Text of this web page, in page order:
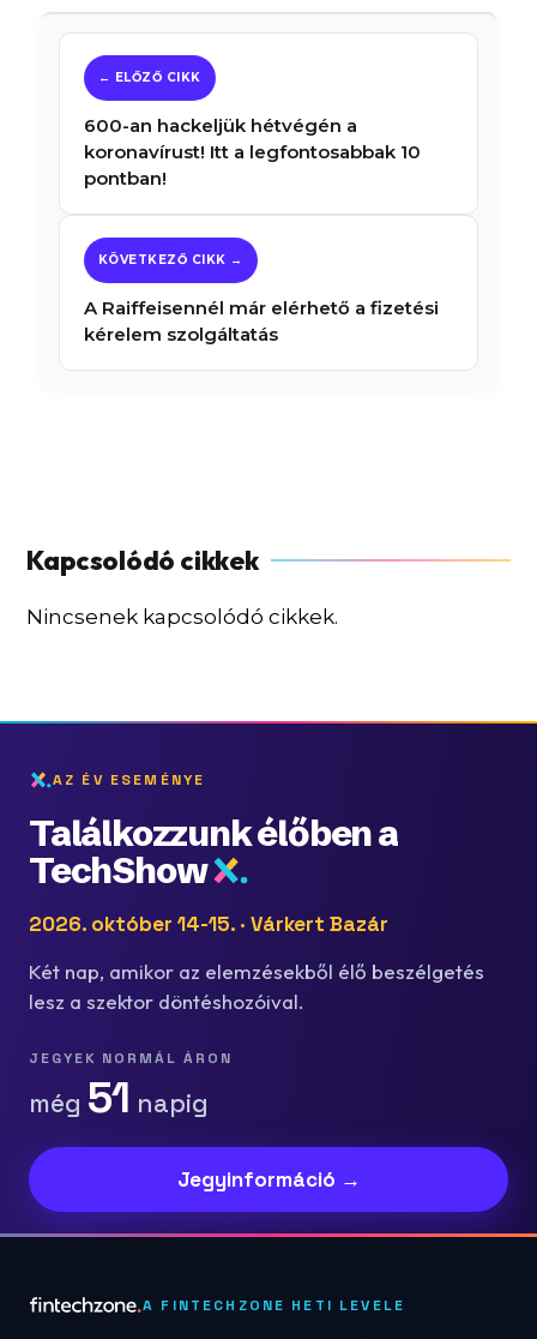
600-an hackeljük hétvégén a
koronavírust! Itt a legfontosabbak 10
pontban!
A Raiffeisennél már elérhető a fizetési
kérelem szolgáltatás
Nincsenek kapcsolódó cikkek.
AZ ÉV ESEMÉNYE
Találkozzunk élőben a
TechShow
2026. október 14-15. · Várkert Bazár
Két nap, amikor az elemzésekből élő beszélgetés
lesz a szektor döntéshozóival.
JEGYEK NORMÁL ÁRON
még 51 napig
Jegyinformáció →
A FINTECHZONE HETI LEVELE